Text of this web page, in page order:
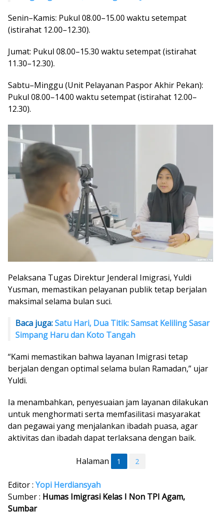
Senin–Kamis: Pukul 08.00–15.00 waktu setempat
(istirahat 12.00–12.30).
Jumat: Pukul 08.00–15.30 waktu setempat (istirahat
11.30–12.30).
Sabtu–Minggu (Unit Pelayanan Paspor Akhir Pekan):
Pukul 08.00–14.00 waktu setempat (istirahat 12.00–
12.30).
Pelaksana Tugas Direktur Jenderal Imigrasi, Yuldi
Yusman, memastikan pelayanan publik tetap berjalan
maksimal selama bulan suci.
Baca juga:Satu Hari, Dua Titik: Samsat Keliling Sasar
Simpang Haru dan Koto Tangah
“Kami memastikan bahwa layanan Imigrasi tetap
berjalan dengan optimal selama bulan Ramadan,” ujar
Yuldi.
Ia menambahkan, penyesuaian jam layanan dilakukan
untuk menghormati serta memfasilitasi masyarakat
dan pegawai yang menjalankan ibadah puasa, agar
aktivitas dan ibadah dapat terlaksana dengan baik.
Halaman 1 2
Editor : Yopi Herdiansyah
Sumber : Humas Imigrasi Kelas I Non TPI Agam,
Sumbar